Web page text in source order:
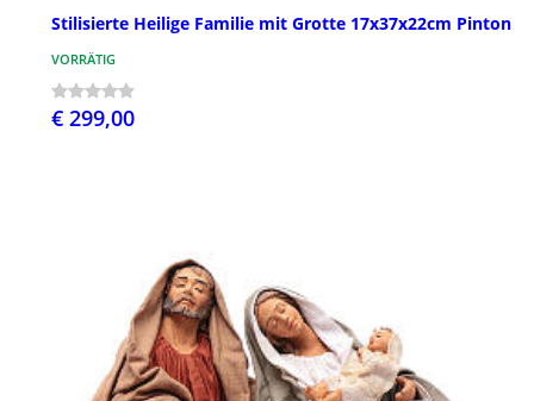
Stilisierte Heilige Familie mit Grotte 17x37x22cm Pinton
VORRÄTIG
€ 299,00